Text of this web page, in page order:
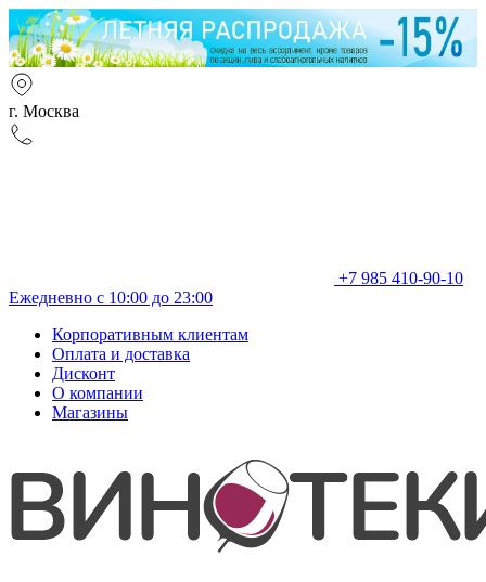
г. Москва
+7 985 410-90-10
Ежедневно с 10:00 до 23:00
Корпоративным клиентам
Оплата и доставка
Дисконт
О компании
Магазины